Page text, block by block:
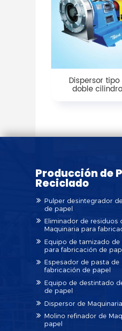
Dispersor
doble
Producción de
Reciclado
Pulper desintegrador
de papel
Eliminador de residuos
Maquinaria para
Equipo de tamizado
para fabricación de
Espesador de pasta de
fabricación de papel
Equipo de destintado
de papel
Dispersor de
Molino refinador de
papel